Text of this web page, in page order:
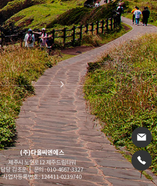
(주)다올씨엔에스
제주시 노연로12 제주드림타워
담당 김초운 | 문의 : 010-4667-3327
사업자등록번호 : 124411-0239740